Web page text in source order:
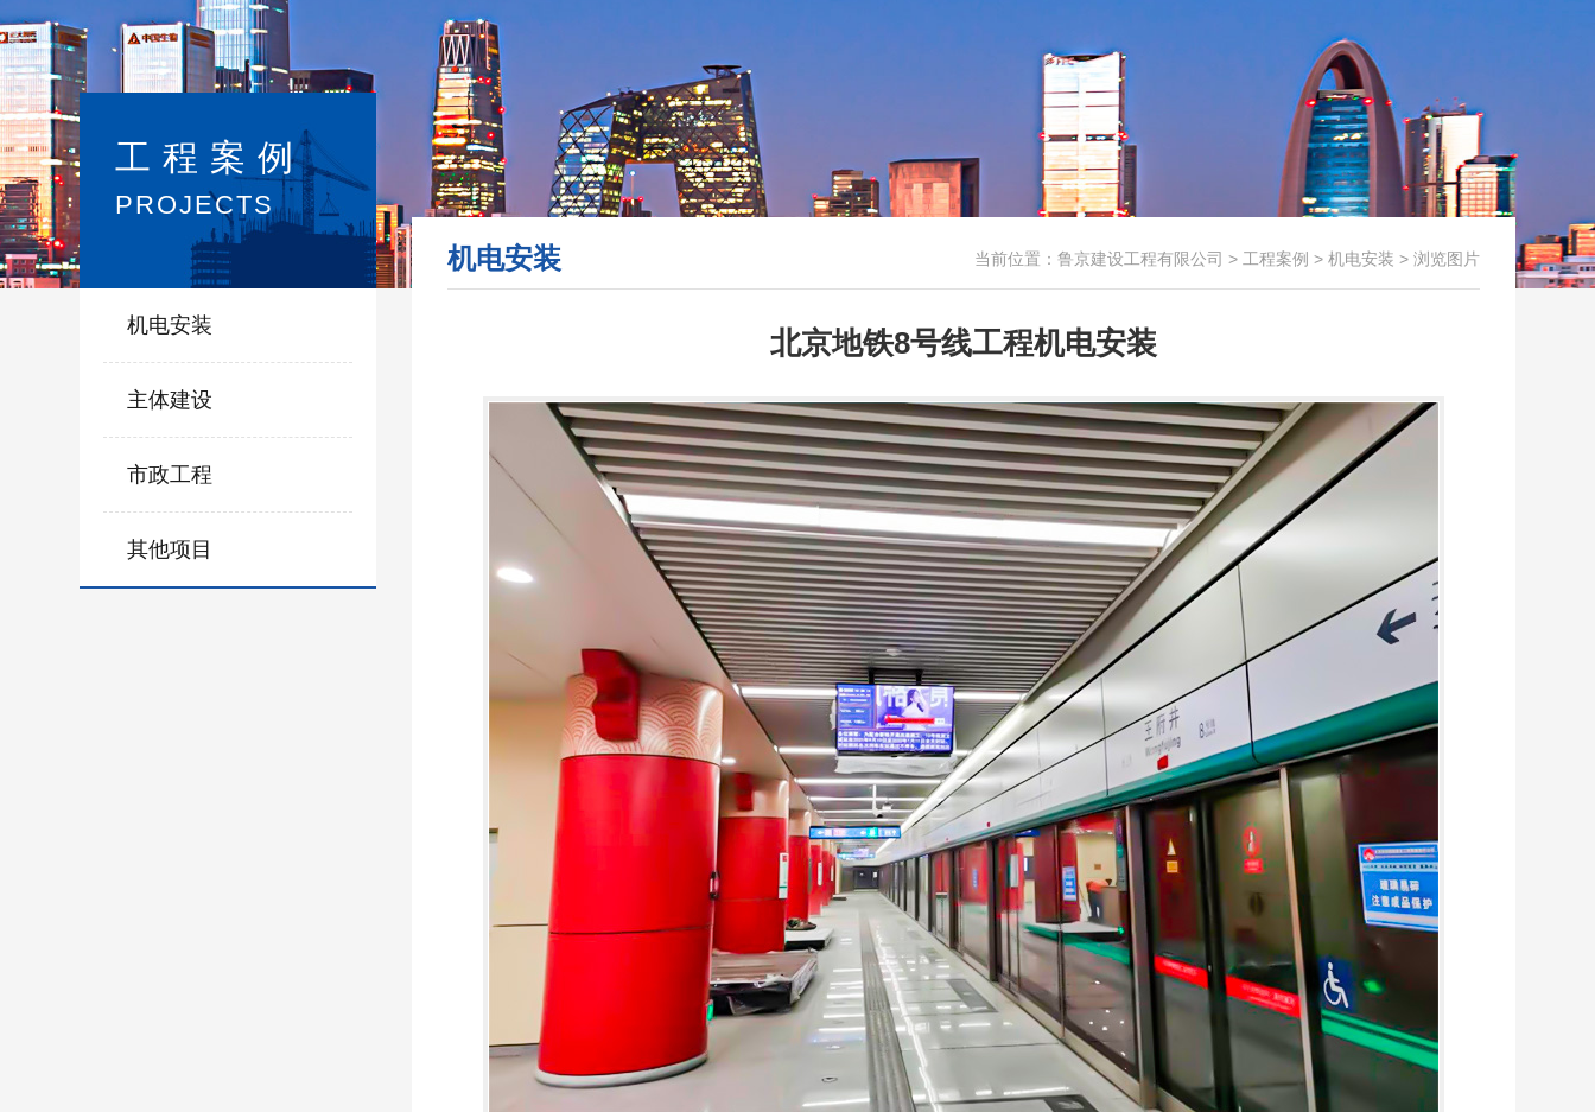
工程案例
PROJECTS
机电安装
主体建设
市政工程
其他项目
机电安装 当前位置： 鲁京建设工程有限公司 > 工程案例 > 机电安装 > 浏览图片
北京地铁8号线工程机电安装